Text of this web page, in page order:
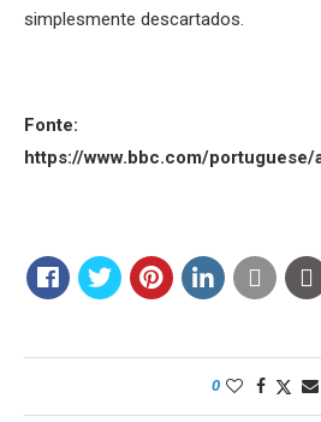
simplesmente descartados.
Fonte:
https://www.bbc.com/
0